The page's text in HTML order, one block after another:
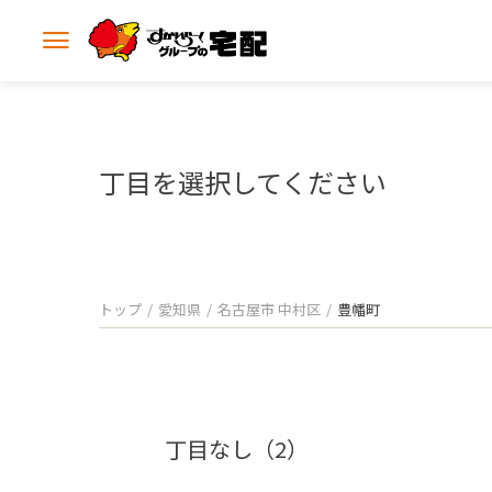
メ
丁目を選択してください
トップ 愛知県 名古屋市 中村区 豊幡町
丁目なし（2）